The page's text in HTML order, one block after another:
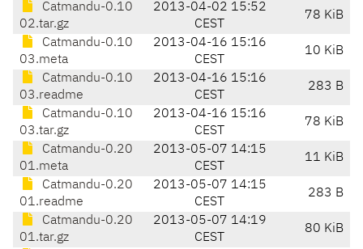
Catmandu-0.10
02.tar.gz
2013-04-02 15:52
CEST
78 KiB
Catmandu-0.10
03.meta
2013-04-16 15:16
CEST
10 KiB
Catmandu-0.10
03.readme
2013-04-16 15:16
CEST
283 B
Catmandu-0.10
03.tar.gz
2013-04-16 15:16
CEST
78 KiB
Catmandu-0.20
01.meta
2013-05-07 14:15
CEST
11 KiB
Catmandu-0.20
01.readme
2013-05-07 14:15
CEST
283 B
Catmandu-0.20
01.tar.gz
2013-05-07 14:19
CEST
80 KiB